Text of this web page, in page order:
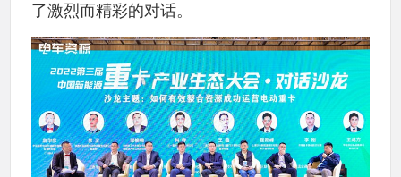
了激烈而精彩的对话。